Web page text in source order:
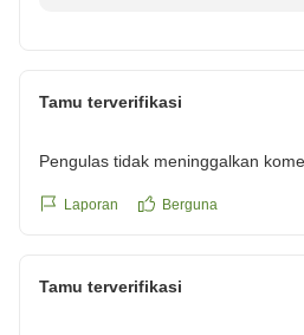
お客さまにゆったりとしたひと
るよう、上質で心地よい空間づ
で、その魅力を感じていただけ
これからも快適なご滞在をご提
宿泊支配人
Tamu terverifikasi
Pengulas tidak meninggalkan
Laporan Berguna
Tamu terverifikasi